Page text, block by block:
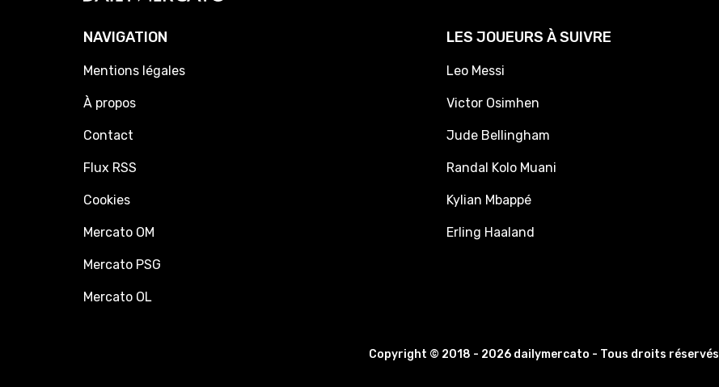
NAVIGATION
Mentions légales
À propos
Contact
Flux RSS
Cookies
Mercato OM
Mercato PSG
Mercato OL
LES JOUEURS À SUIVRE
Leo Messi
Victor Osimhen
Jude Bellingham
Randal Kolo Muani
Kylian Mbappé
Erling Haaland
Copyright © 2018 - 2026 dailymercato - Tous droits réservés